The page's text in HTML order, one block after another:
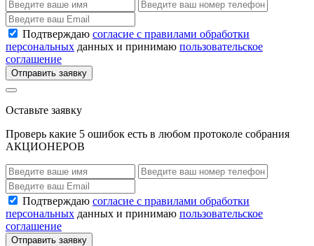
Подтверждаю согласие с правилами обработки
персональных данных и принимаю пользовательское
соглашение
Отправить заявку
Оставьте заявку
Проверь какие 5 ошибок есть в любом протоколе собрания
АКЦИОНЕРОВ
Подтверждаю согласие с правилами обработки
персональных данных и принимаю пользовательское
соглашение
Отправить заявку